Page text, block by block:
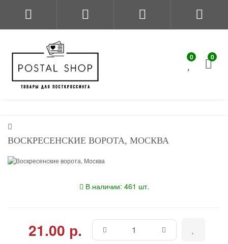
0 0
ВОСКРЕСЕНСКИЕ ВОРОТА, МОСКВА
В наличии: 461 шт.
21.00 р.